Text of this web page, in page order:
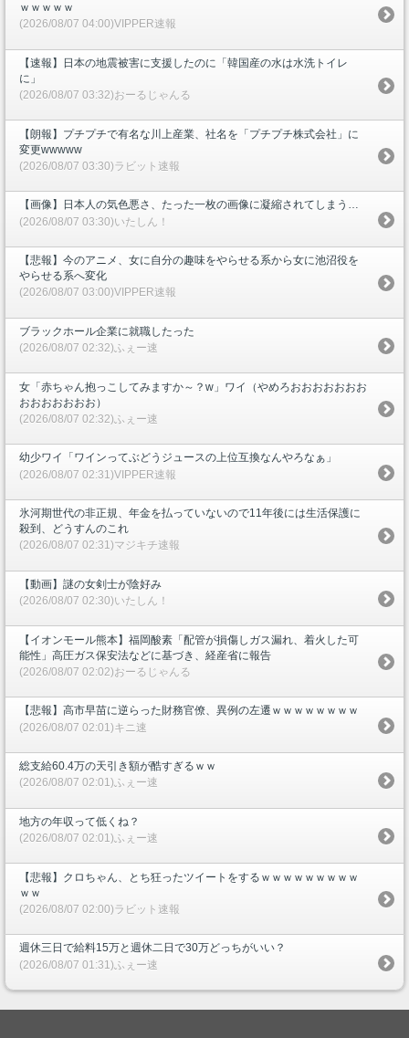
ｗｗｗｗｗ
(2026/08/07 04:00)VIPPER速報
【速報】日本の地震被害に支援したのに「韓国産の水は水洗トイレ
に」
(2026/08/07 03:32)おーるじゃんる
【朗報】プチプチで有名な川上産業、社名を「プチプチ株式会社」に
変更wwwww
(2026/08/07 03:30)ラビット速報
【画像】日本人の気色悪さ、たった一枚の画像に凝縮されてしまう…
(2026/08/07 03:30)いたしん！
【悲報】今のアニメ、女に自分の趣味をやらせる系から女に池沼役を
やらせる系へ変化
(2026/08/07 03:00)VIPPER速報
ブラックホール企業に就職したった
(2026/08/07 02:32)ふぇー速
女「赤ちゃん抱っこしてみますか～？w」ワイ（やめろおおおおおおお
おおおおおおお）
(2026/08/07 02:32)ふぇー速
幼少ワイ「ワインってぶどうジュースの上位互換なんやろなぁ」
(2026/08/07 02:31)VIPPER速報
氷河期世代の非正規、年金を払っていないので11年後には生活保護に
殺到、どうすんのこれ
(2026/08/07 02:31)マジキチ速報
【動画】謎の女剣士が陰好み
(2026/08/07 02:30)いたしん！
【イオンモール熊本】福岡酸素「配管が損傷しガス漏れ、着火した可
能性」高圧ガス保安法などに基づき、経産省に報告
(2026/08/07 02:02)おーるじゃんる
【悲報】高市早苗に逆らった財務官僚、異例の左遷ｗｗｗｗｗｗｗｗ
(2026/08/07 02:01)キニ速
総支給60.4万の天引き額が酷すぎるｗｗ
(2026/08/07 02:01)ふぇー速
地方の年収って低くね？
(2026/08/07 02:01)ふぇー速
【悲報】クロちゃん、とち狂ったツイートをするｗｗｗｗｗｗｗｗｗ
ｗｗ
(2026/08/07 02:00)ラビット速報
週休三日で給料15万と週休二日で30万どっちがいい？
(2026/08/07 01:31)ふぇー速